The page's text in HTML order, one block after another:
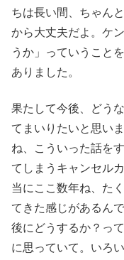
ちは長い間、ちゃん
から大丈夫だよ。ケ
うか」っていうこと
ありました。
果たして今後、どう
てまいりたいと思い
ね、こういった話を
てしまうキャンセル
当にここ数年ね、た
てきた感じがあるん
後にどうするか？っ
に思っていて。いろ